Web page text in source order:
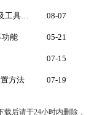
google Chrome浏览器历史记录恢复技巧及工具推荐 08-07
功能 05-21
07-15
方法 07-19
后请于24小时内删除，